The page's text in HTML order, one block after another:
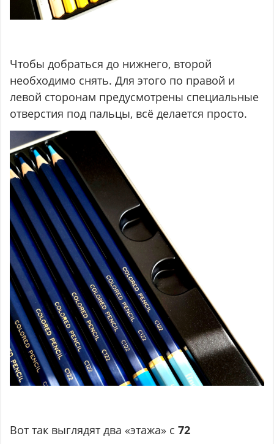
Чтобы добраться до нижнего, второй
необходимо снять. Для этого по правой и
левой сторонам предусмотрены специальные
отверстия под пальцы, всё делается просто.
Вот так выглядят два «этажа» с72